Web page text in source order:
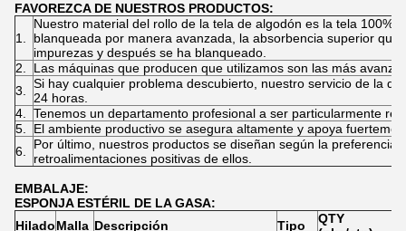
FAVOREZCA DE NUESTROS PRODUCTOS:
1.
Nuestro material del rollo de la tela de algodón es la tela 100%
blanqueada por manera avanzada, la absorbencia superior que
impurezas y después se ha blanqueado.
2.
Las máquinas que producen que utilizamos son las más
3.
Si hay cualquier problema descubierto, nuestro servicio de la
24 horas.
4.
Tenemos un departamento profesional a ser particularmente
5.
El ambiente productivo se asegura altamente y apoya
6.
Por último, nuestros productos se diseñan según la preferencia
retroalimentaciones positivas de ellos.
EMBALAJE:
ESPONJA ESTÉRIL DE LA GASA:
HiladoMalla Descripción Tipo
QTY